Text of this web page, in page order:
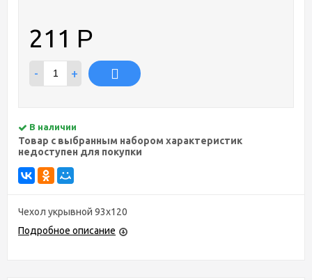
211 Р
- +
В наличии
Товар с выбранным набором характеристик
недоступен для покупки
Чехол укрывной 93х120
Подробное описание